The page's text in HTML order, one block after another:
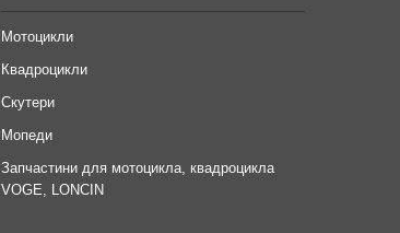
Мотоцикли
Квадроцикли
Скутери
Мопеди
Запчастини для мотоцикла, квадроцикла
VOGE, LONCIN